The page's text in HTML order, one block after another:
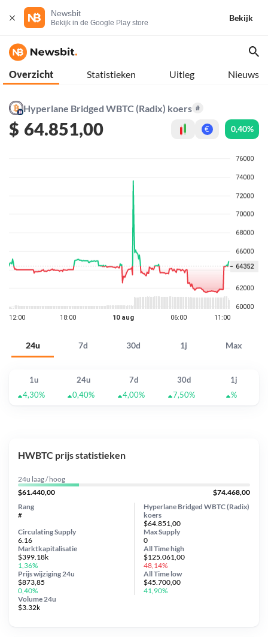
Newsbit
Bekijk in de Google Play store
Bekijk
Overzicht Statistieken Uitleg Nieuws
Hyperlane Bridged WBTC (Radix) koers #
$ 64.851,00 € 0,40%
24u 7d 30d 1j Max
1u 24u 7d 30d
1j
4,30%
0,40% 4,00% 7,50% %
HWBTC prijs statistieken
24u laag / hoog
$61.440,00
$74.468,00
Hyperlane Bridged WBTC (Radix)
koers
$64.851,00
Circulating Supply
6.16
Prijs wijziging 24u
$873,85
0,40%
Max Supply
0
Marktkapitalisatie
$399.18k
1,36%
Volume 24u
$3.32k
Rang
#
All Timehigh
$125.061,00
48,14%
All Time low
$45.700,00
41,90%